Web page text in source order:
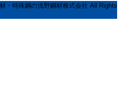
・特殊鋼の浅野鋼材株式会社 All Rights